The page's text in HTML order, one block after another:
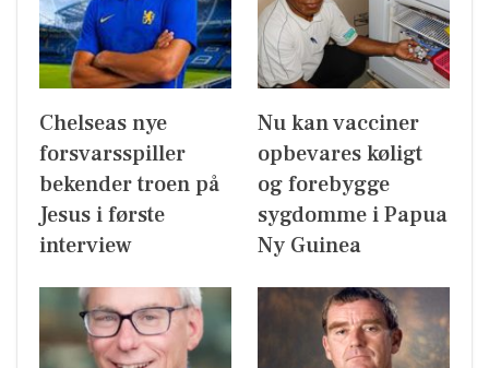
Chelseas nye
forsvarsspiller
bekender troen på
Jesus i første
interview
Nu kan vacciner
opbevares køligt
og forebygge
sygdomme i Papua
Ny Guinea